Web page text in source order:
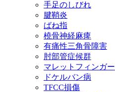
手足のしびれ
腱鞘炎
ばね指
橈骨神経麻痺
有痛性三角骨障害
肘部管症候群
マレットフィンガー
ドケルバン病
TFCC損傷